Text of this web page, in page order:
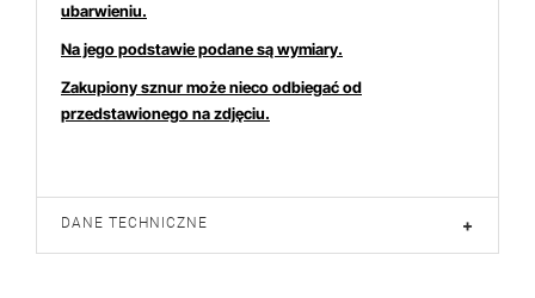
ubarwieniu.
Na jego podstawie podane są wymiary.
Zakupiony sznur może nieco odbiegać od
przedstawionego na zdjęciu.
DANE TECHNICZNE +